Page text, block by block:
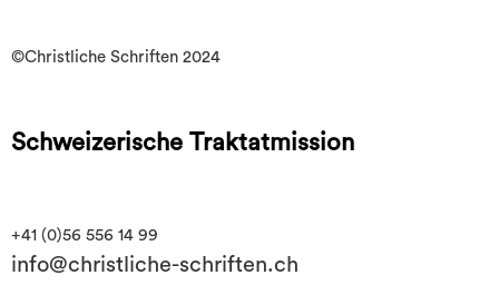
©Christliche Schriften 2024
Schweizerische Traktatmission
+41 (0)56 556 14 99
info@christliche-schriften.ch